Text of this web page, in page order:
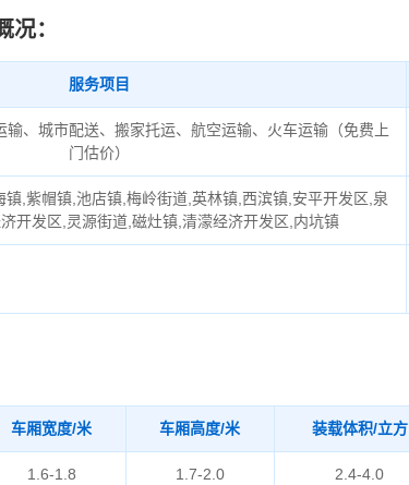
：
服务项目
、城市配送、搬家托运、航空运输、火车运输（免费上
门估价）
,紫帽镇,池店镇,梅岭街道,英林镇,西滨镇,安平开发区,泉
开发区,灵源街道,磁灶镇,清濛经济开发区,内坑镇
车厢宽度/米 车厢高度/米 装载体积/立方
1.6-1.8 1.7-2.0 2.4-4.0